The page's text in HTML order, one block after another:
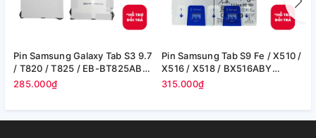
Pin Samsung Galaxy Tab S3 9.7
/ T820 / T825 / EB-BT825ABE
- 6000 mAh (Zin hãng)
285.000₫
Pin Samsung Tab S9 Fe / X510 /
X516 / X518 / BX516ABY
8000mAh 30.88Wh (Zin cty)
315.000₫